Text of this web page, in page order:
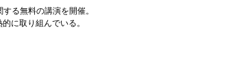
る無料の講演を開催。
に取り組んでいる。